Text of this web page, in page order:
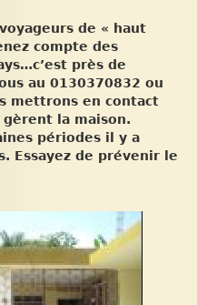
de « haut
compte des
près de
au 0130370832 ou
mettrons en contact
la maison.
périodes il y a
Essayez de prévenir le